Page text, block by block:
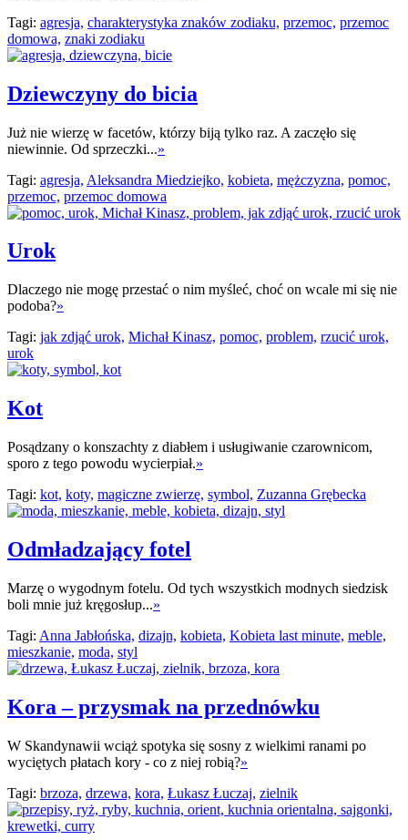
Tagi: agresja, charakterystyka znaków zodiaku, przemoc, przemoc
domowa, znaki zodiaku
Dziewczyny do bicia
Już nie wierzę w facetów, którzy biją tylko raz. A zaczęło się
niewinnie. Od sprzeczki...»
Tagi: agresja, Aleksandra Miedziejko, kobieta, mężczyzna, pomoc,
przemoc, przemoc domowa
Urok
Dlaczego nie mogę przestać o nim myśleć, choć on wcale mi się nie
podoba?»
Tagi: jak zdjąć urok, Michał Kinasz, pomoc, problem, rzucić urok,
urok
Kot
Posądzany o konszachty z diabłem i usługiwanie czarownicom,
sporo z tego powodu wycierpiał.»
Tagi: kot, koty, magiczne zwierzę, symbol, Zuzanna Grębecka
Odmładzający fotel
Marzę o wygodnym fotelu. Od tych wszystkich modnych siedzisk
boli mnie już kręgosłup...»
Tagi: Anna Jabłońska, dizajn, kobieta, Kobieta last minute, meble,
mieszkanie, moda, styl
Kora – przysmak na przednówku
W Skandynawii wciąż spotyka się sosny z wielkimi ranami po
wyciętych płatach kory - co z niej robią?»
Tagi: brzoza, drzewa, kora, Łukasz Łuczaj, zielnik